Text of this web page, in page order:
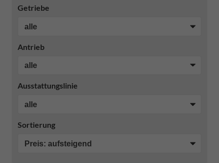
Getriebe
Antrieb
Ausstattungslinie
Sortierung